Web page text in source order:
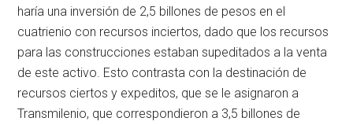
haría una inversión de 2,5 billones de pesos en el
cuatrienio con recursos inciertos, dado que los recursos
para las construcciones estaban supeditados a la venta
de este activo. Esto contrasta con la destinación de
recursos ciertos y expeditos, que se le asignaron a
Transmilenio, que correspondieron a 3,5 billones de